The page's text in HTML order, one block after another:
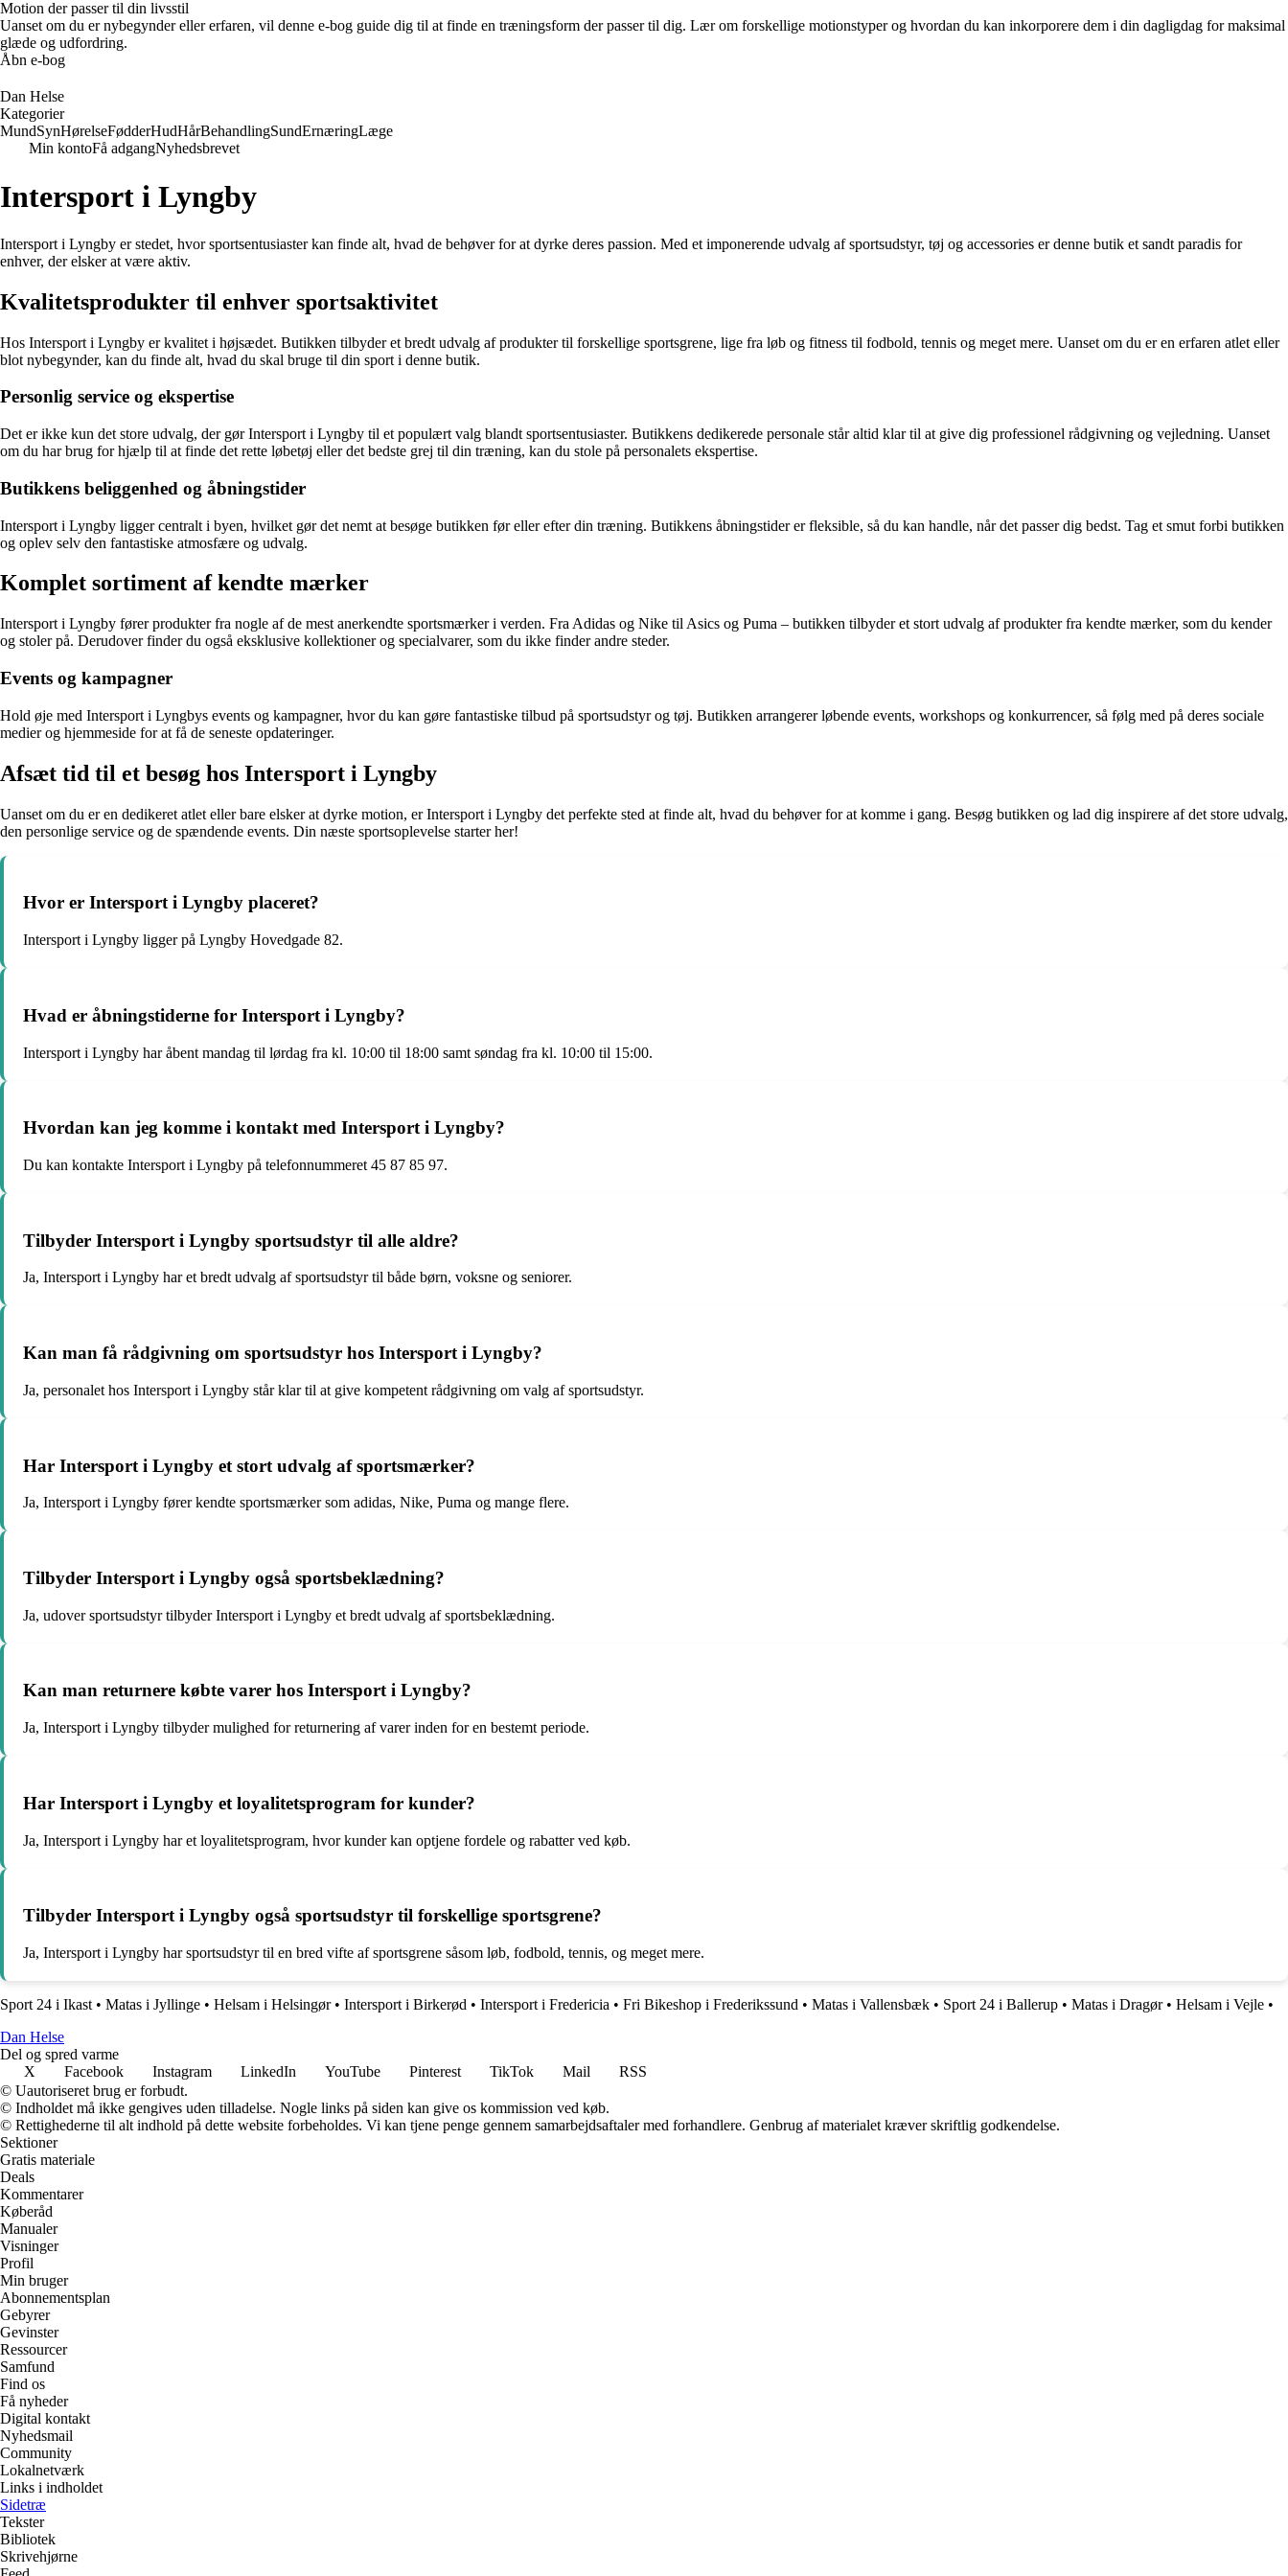
Motion der passer til din livsstil
Uanset om du er nybegynder eller erfaren, vil denne e-bog guide dig til at finde en træningsform der passer til dig. Lær om forskellige motionstyper og hvordan du kan inkorporere dem i din dagligdag for maksimal
glæde og udfordring.
Åbn e-bog
Dan Helse
Kategorier
MundSynHørelseFødderHudHårBehandlingSundErnæringLæge
Min kontoFå adgangNyhedsbrevet
Intersport i Lyngby
Intersport i Lyngby er stedet, hvor sportsentusiaster kan finde alt, hvad de behøver for at dyrke deres passion. Med et imponerende udvalg af sportsudstyr, tøj og accessories er denne butik et sandt paradis for
enhver, der elsker at være aktiv.
Kvalitetsprodukter til enhver sportsaktivitet
Hos Intersport i Lyngby er kvalitet i højsædet. Butikken tilbyder et bredt udvalg af produkter til forskellige sportsgrene, lige fra løb og fitness til fodbold, tennis og meget mere. Uanset om du er en erfaren atlet eller
blot nybegynder, kan du finde alt, hvad du skal bruge til din sport i denne butik.
Personlig service og ekspertise
Det er ikke kun det store udvalg, der gør Intersport i Lyngby til et populært valg blandt sportsentusiaster. Butikkens dedikerede personale står altid klar til at give dig professionel rådgivning og vejledning. Uanset
om du har brug for hjælp til at finde det rette løbetøj eller det bedste grej til din træning, kan du stole på personalets ekspertise.
Butikkens beliggenhed og åbningstider
Intersport i Lyngby ligger centralt i byen, hvilket gør det nemt at besøge butikken før eller efter din træning. Butikkens åbningstider er fleksible, så du kan handle, når det passer dig bedst. Tag et smut forbi butikken
og oplev selv den fantastiske atmosfære og udvalg.
Komplet sortiment af kendte mærker
Intersport i Lyngby fører produkter fra nogle af de mest anerkendte sportsmærker i verden. Fra Adidas og Nike til Asics og Puma – butikken tilbyder et stort udvalg af produkter fra kendte mærker, som du kender
og stoler på. Derudover finder du også eksklusive kollektioner og specialvarer, som du ikke finder andre steder.
Events og kampagner
Hold øje med Intersport i Lyngbys events og kampagner, hvor du kan gøre fantastiske tilbud på sportsudstyr og tøj. Butikken arrangerer løbende events, workshops og konkurrencer, så følg med på deres sociale
medier og hjemmeside for at få de seneste opdateringer.
Afsæt tid til et besøg hos Intersport i Lyngby
Uanset om du er en dedikeret atlet eller bare elsker at dyrke motion, er Intersport i Lyngby det perfekte sted at finde alt, hvad du behøver for at komme i gang. Besøg butikken og lad dig inspirere af det store udvalg,
den personlige service og de spændende events. Din næste sportsoplevelse starter her!
Hvor er Intersport i Lyngby placeret?
Intersport i Lyngby ligger på Lyngby Hovedgade 82.
Hvad er åbningstiderne for Intersport i Lyngby?
Intersport i Lyngby har åbent mandag til lørdag fra kl. 10:00 til 18:00 samt søndag fra kl. 10:00 til 15:00.
Hvordan kan jeg komme i kontakt med Intersport i Lyngby?
Du kan kontakte Intersport i Lyngby på telefonnummeret 45 87 85 97.
Tilbyder Intersport i Lyngby sportsudstyr til alle aldre?
Ja, Intersport i Lyngby har et bredt udvalg af sportsudstyr til både børn, voksne og seniorer.
Kan man få rådgivning om sportsudstyr hos Intersport i Lyngby?
Ja, personalet hos Intersport i Lyngby står klar til at give kompetent rådgivning om valg af sportsudstyr.
Har Intersport i Lyngby et stort udvalg af sportsmærker?
Ja, Intersport i Lyngby fører kendte sportsmærker som adidas, Nike, Puma og mange flere.
Tilbyder Intersport i Lyngby også sportsbeklædning?
Ja, udover sportsudstyr tilbyder Intersport i Lyngby et bredt udvalg af sportsbeklædning.
Kan man returnere købte varer hos Intersport i Lyngby?
Ja, Intersport i Lyngby tilbyder mulighed for returnering af varer inden for en bestemt periode.
Har Intersport i Lyngby et loyalitetsprogram for kunder?
Ja, Intersport i Lyngby har et loyalitetsprogram, hvor kunder kan optjene fordele og rabatter ved køb.
Tilbyder Intersport i Lyngby også sportsudstyr til forskellige sportsgrene?
Ja, Intersport i Lyngby har sportsudstyr til en bred vifte af sportsgrene såsom løb, fodbold, tennis, og meget mere.
Sport 24 i Ikast • Matas i Jyllinge • Helsam i Helsingør• Intersport i Birkerød • Intersport i Fredericia • Fri Bikeshop i Frederikssund • Matas i Vallensbæk • Sport 24 i Ballerup • Matas i Dragør• Helsam i Vejle •
Dan Helse
Del og spred varme
X
Facebook Instagram LinkedIn YouTube Pinterest TikTok Mail
RSS
© Uautoriseret brug er forbudt.
© Indholdet må ikke gengives uden tilladelse. Nogle links på siden kan give os kommission ved køb.
© Rettighederne til alt indhold på dette website forbeholdes. Vi kan tjene penge gennem samarbejdsaftaler med forhandlere. Genbrug af materialet kræver skriftlig godkendelse.
Sektioner
Gratis materiale
Deals
Kommentarer
Køberåd
Manualer
Visninger
Profil
Min bruger
Abonnementsplan
Gebyrer
Gevinster
Ressourcer
Samfund
Find os
Få nyheder
Digital kontakt
Nyhedsmail
Community
Lokalnetværk
Links i indholdet
Sidetræ
Tekster
Bibliotek
Skrivehjørne